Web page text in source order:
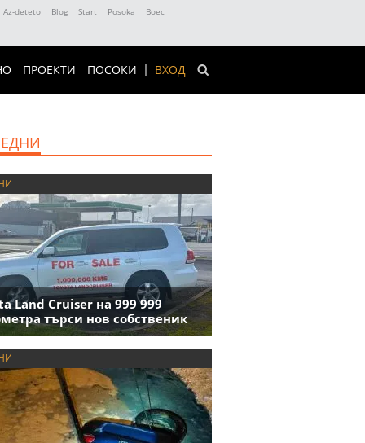
Az-deteto Blog Start Posoka
Boec
ВХОД
ПРОЕКТИ ПОСОКИ
Land Cruiser на 999 999
търси нов собственик